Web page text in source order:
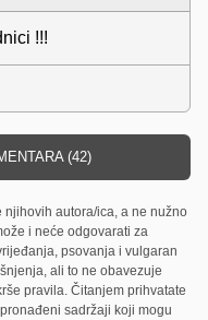
!!!
(42)
njihovih autora/ica, a ne nužno
i neće odgovarati za
psovanja i vulgaran
ali to ne obavezuje
pravila. Čitanjem prihvatate
sadržaji koji mogu